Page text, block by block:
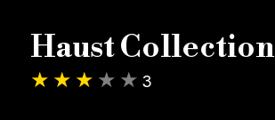
Haust Collection
3